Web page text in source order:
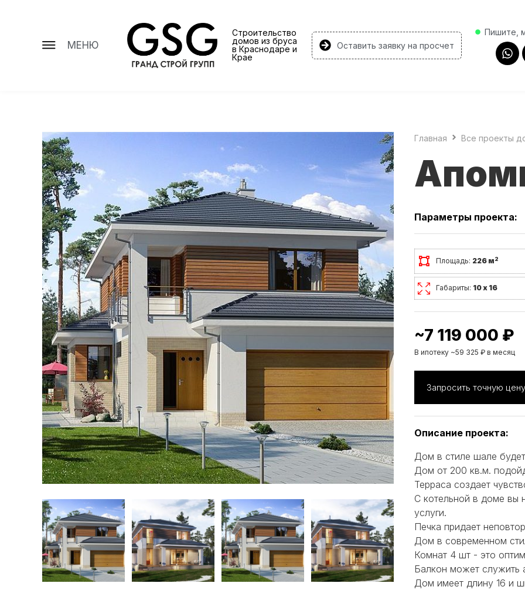
МЕНЮ
Строительство
домов из бруса
в Краснодаре и
Крае
Оставить заявку на просчет
Пишите,
Главная Все проекты
Параметры проекта:
Площадь: 226 м2
Габариты: 10 х 16
~7 119 000 ₽
В ипотеку ~59 325 ₽ в месяц
Запросить точную цену
Описание проекта:
Дом в стиле шале
Дом от 200 кв.м.
Терраса создает
С котельной в доме вы
услуги.
Печка придает
Дом в современном
Комнат 4 шт - это
Балкон может служить
Дом имеет длину 16 и